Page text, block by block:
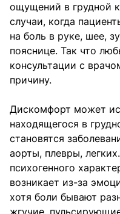
ощущений в грудной
случаи, когда
на боль в руке, шее,
пояснице. Так что
консультации с
причину.
Дискомфорт может
находящегося в
становятся
аорты, плевры,
психогенного
возникает из-за
хотя боли бывают